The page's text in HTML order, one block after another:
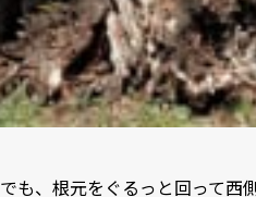
でも、根元をぐるっと回って西